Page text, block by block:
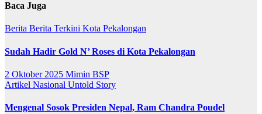
Baca Juga
Berita Berita Terkini Kota Pekalongan
Sudah Hadir Gold N’ Roses di Kota Pekalongan
2 Oktober 2025 Mimin BSP
Artikel Nasional Untold Story
Mengenal Sosok Presiden Nepal, Ram Chandra Poudel